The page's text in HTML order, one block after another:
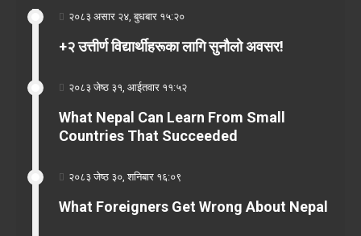
२०८३ असार २४, बुधबार १५:२०
+२ उत्तीर्ण विद्यार्थीहरूका लागि सुनौलो अवसर!
२०८३ जेष्ठ ३१, आईतवार ११:५२
What Nepal Can Learn From Small
Countries That Succeeded
२०८३ जेष्ठ ३०, शनिबार १६:०९
What Foreigners Get Wrong About Nepal